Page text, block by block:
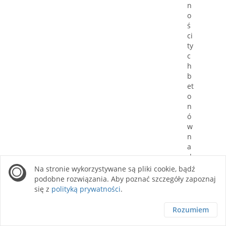
n
o
ś
ci
ty
c
h
b
et
o
n
ó
w
n
a
d
zi
ał
e
m
Na stronie wykorzystywane są pliki cookie, bądź
podobne rozwiązania. Aby poznać szczegóły zapoznaj
się z polityką prywatności.
Rozumiem